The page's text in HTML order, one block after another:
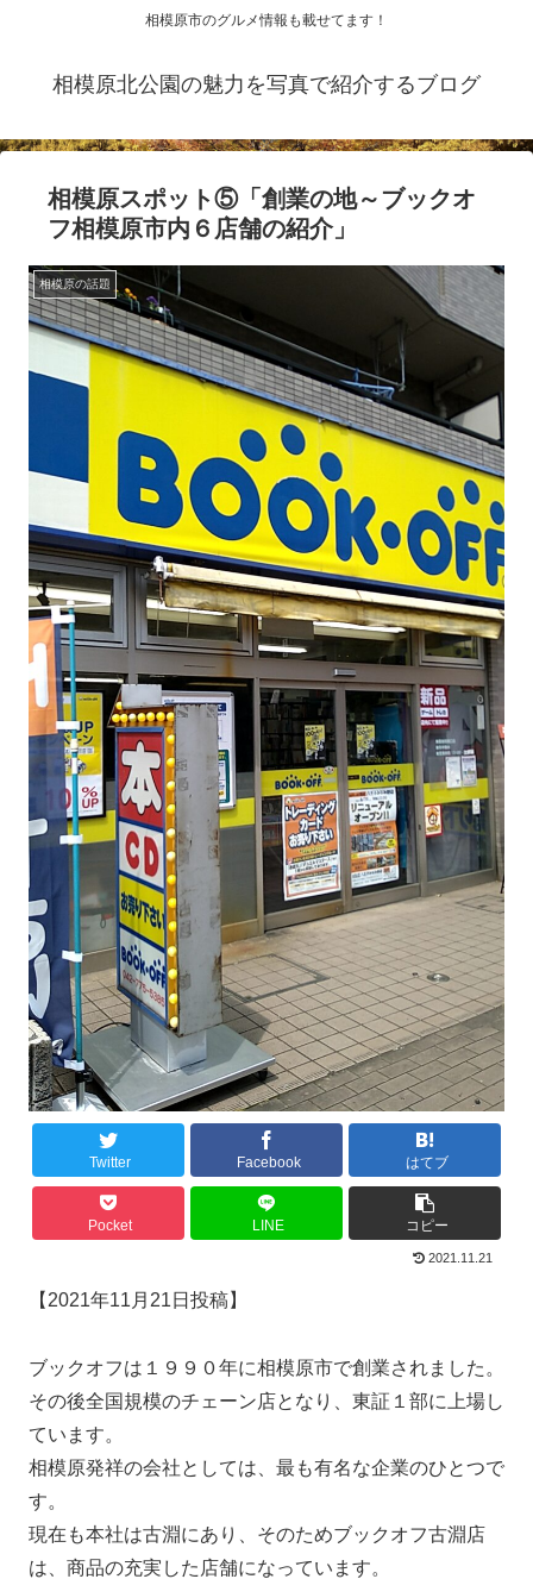
相模原市のグルメ情報も載せてます！
相模原北公園の魅力を写真で紹介するブログ
相模原スポット⑤「創業の地～ブックオ
フ相模原市内６店舗の紹介」
相模原の話題
Twitter Facebook はてブ
Pocket LINE コピー
2021.11.21
【2021年11月21日投稿】
ブックオフは１９９０年に相模原市で創業されました。
その後全国規模のチェーン店となり、東証１部に上場し
ています。
相模原発祥の会社としては、最も有名な企業のひとつで
す。
現在も本社は古淵にあり、そのためブックオフ古淵店
は、商品の充実した店舗になっています。